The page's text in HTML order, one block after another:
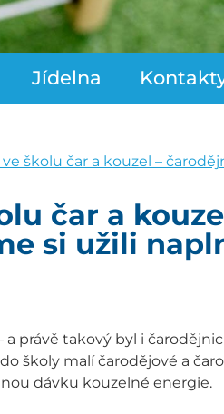
Jídelna
školu čar a kouzel –
čar a
si užili
a právě takový byl i
školy malí čarodějové a
dávku kouzelné energie.